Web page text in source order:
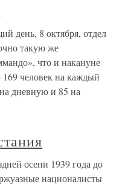
день, 8 октября, отдел
такую же
что и накануне
человек на каждый
дневную и 85 на
осени 1939 года до
националисты